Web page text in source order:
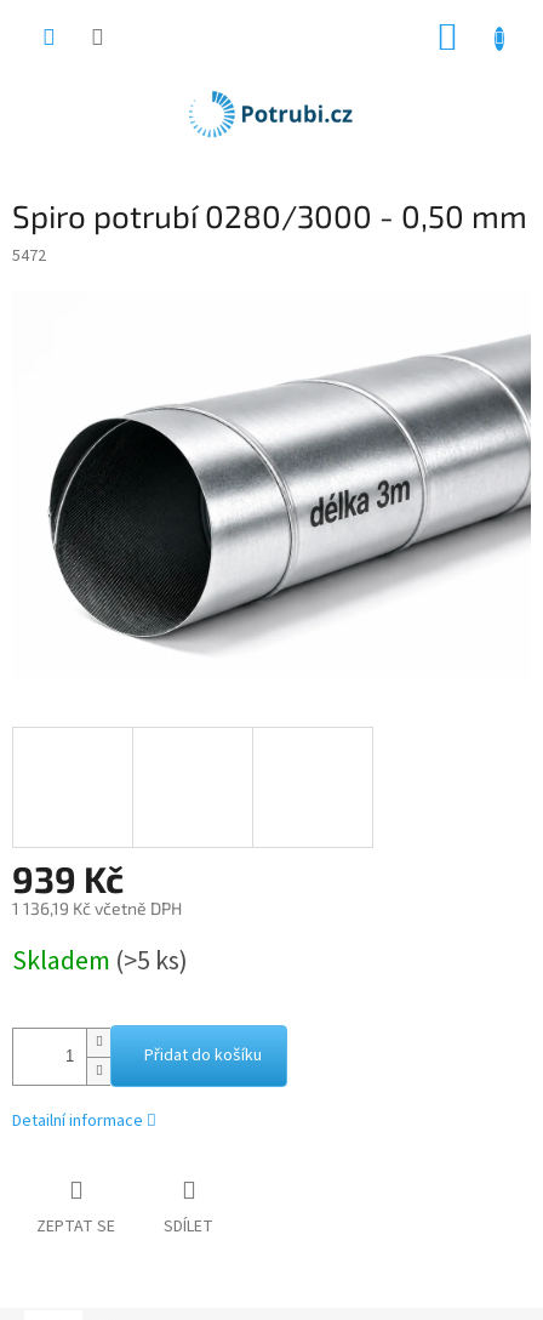
Spiro potrubí 0280/3000 - 0,50 mm
5472
939 Kč
1 136,19 Kč včetně DPH
cena:
Skladem (>5 ks)
Přidat do košíku
Detailní informace
ZEPTAT SE SDÍLET